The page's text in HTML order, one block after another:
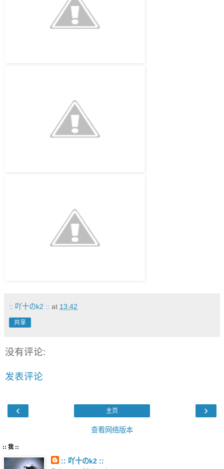
:: 吖十のk2 :: at 13:42
共享
没有评论:
发表评论
‹ ›
主页
查看网络版本
:: 我 ::
:: 吖十のk2 ::